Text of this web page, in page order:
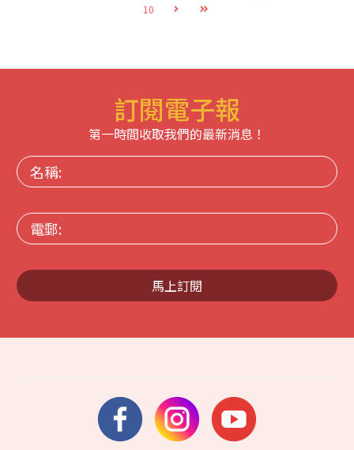
10
訂閱電子報
第一時間收取我們的最新消息！
名
稱:
電
郵:
馬上訂閱